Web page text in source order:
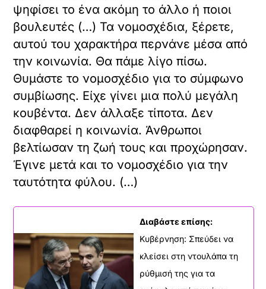
ψηφίσει το ένα ακόμη το άλλο ή ποιοι
βουλευτές (…) Τα νομοσχέδια, ξέρετε,
αυτού του χαρακτήρα περνάνε μέσα από
την κοινωνία. Θα πάμε λίγο πίσω.
Θυμάστε το νομοσχέδιο για το σύμφωνο
συμβίωσης. Είχε γίνει μια πολύ μεγάλη
κουβέντα. Δεν άλλαξε τίποτα. Δεν
διαφθαρεί η κοινωνία. Άνθρωποι
βελτίωσαν τη ζωή τους και προχώρησαν.
Έγινε μετά και το νομοσχέδιο για την
ταυτότητα φύλου. (…)
Διαβάστε επίσης:
Κυβέρνηση: Σπεύδει να
κλείσει στη ντουλάπα τη
ρύθμισή της για τα